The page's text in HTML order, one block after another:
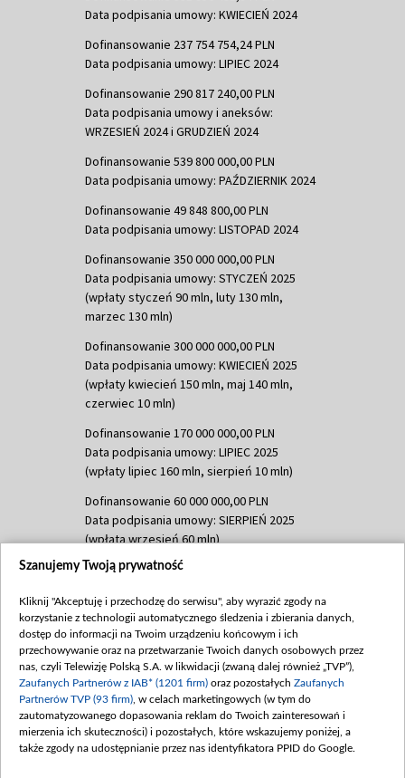
Data podpisania umowy: KWIECIEŃ 2024
Dofinansowanie 237 754 754,24 PLN
Data podpisania umowy: LIPIEC 2024
Dofinansowanie 290 817 240,00 PLN
Data podpisania umowy i aneksów:
WRZESIEŃ 2024 i GRUDZIEŃ 2024
Dofinansowanie 539 800 000,00 PLN
Data podpisania umowy: PAŹDZIERNIK 2024
Dofinansowanie 49 848 800,00 PLN
Data podpisania umowy: LISTOPAD 2024
Dofinansowanie 350 000 000,00 PLN
Data podpisania umowy: STYCZEŃ 2025
(wpłaty styczeń 90 mln, luty 130 mln,
marzec 130 mln)
Dofinansowanie 300 000 000,00 PLN
Data podpisania umowy: KWIECIEŃ 2025
(wpłaty kwiecień 150 mln, maj 140 mln,
czerwiec 10 mln)
Dofinansowanie 170 000 000,00 PLN
Data podpisania umowy: LIPIEC 2025
(wpłaty lipiec 160 mln, sierpień 10 mln)
Dofinansowanie 60 000 000,00 PLN
Data podpisania umowy: SIERPIEŃ 2025
(wpłata wrzesień 60 mln)
Dofinansowanie 635 783 051,21 PLN
(wpłata wrzesień 100 mln, październik 350
mln, listopad 265 mln)
Dofinansowanie 48 862 000,00 PLN
Data podpisania umowy: GRUDZIEŃ 2025
(wpłata grudzień 60,548 mln)
Dofinansowanie 900 000 000,00 PLN
Data podpisania umowy: LUTY 2026 (wpłata
Szanujemy Twoją prywatność
Kliknij "Akceptuję i przechodzę do serwisu", aby wyrazić zgody na
korzystanie z technologii automatycznego śledzenia i zbierania danych,
dostęp do informacji na Twoim urządzeniu końcowym i ich
przechowywanie oraz na przetwarzanie Twoich danych osobowych przez
nas, czyli Telewizję Polską S.A. w likwidacji (zwaną dalej również „TVP”),
Zaufanych Partnerów z IAB* (1201 firm) oraz pozostałych Zaufanych
Partnerów TVP (93 firm) , w celach marketingowych (w tym do
zautomatyzowanego dopasowania reklam do Twoich zainteresowań i
mierzenia ich skuteczności) i pozostałych, które wskazujemy poniżej, a
także zgody na udostępnianie przez nas identyfikatora PPID do Google.